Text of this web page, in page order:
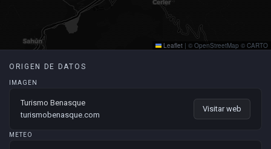
Leaflet | © OpenStreetMap © CARTO
ORIGEN DE DATOS
IMAGEN
Turismo Benasque
turismobenasque.com
Visitar web
METEO